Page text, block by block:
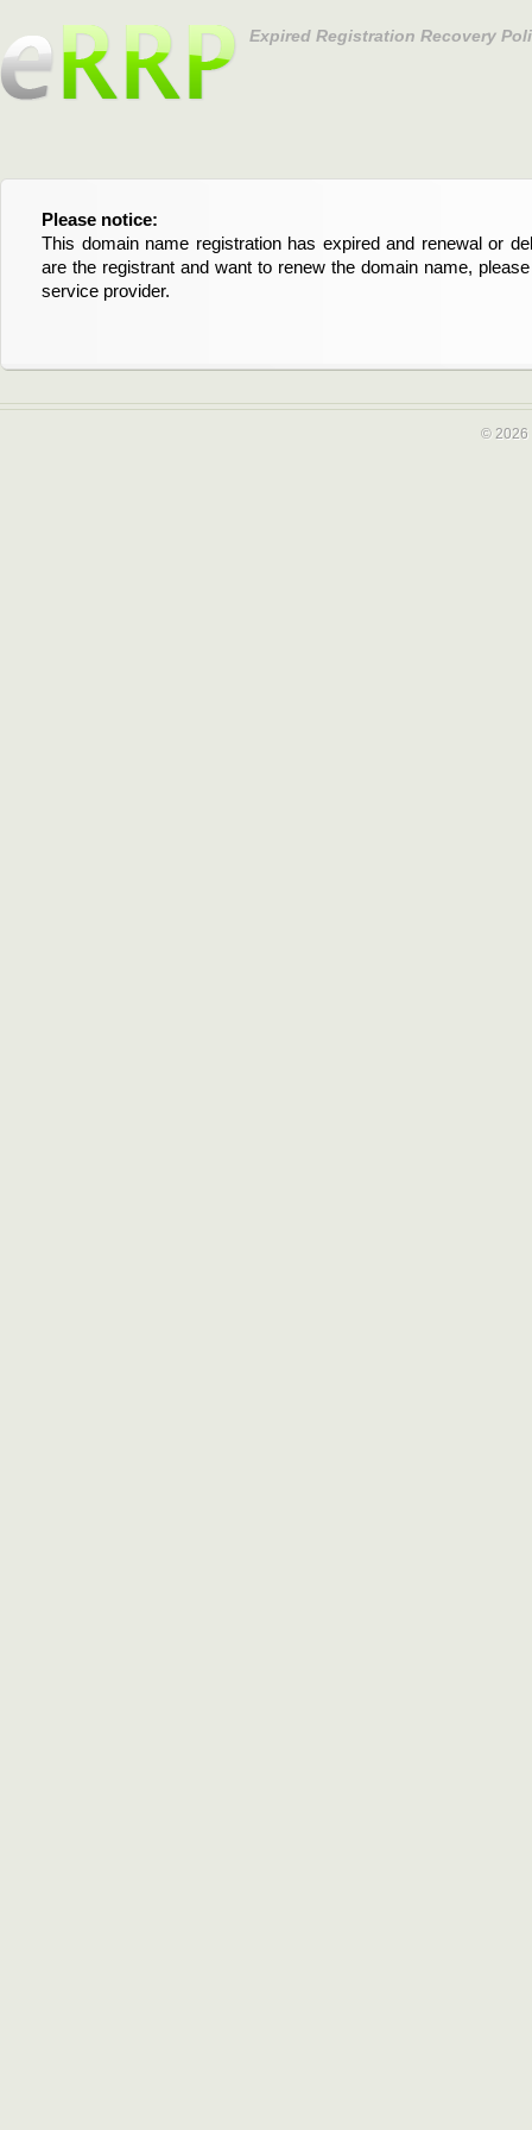
Expired Registration Recovery
Please notice:
This domain name registration has expired and renewal or
are the registrant and want to renew the domain name,
service provider.
Bitte beachten Sie:
Diese Domainregistrierung ist abgelaufen und die
Domain stehen an. Wenn Sie der Registrant sind und
verlängern möchten, kontaktieren Sie bitte Ihren Service-
© 2026